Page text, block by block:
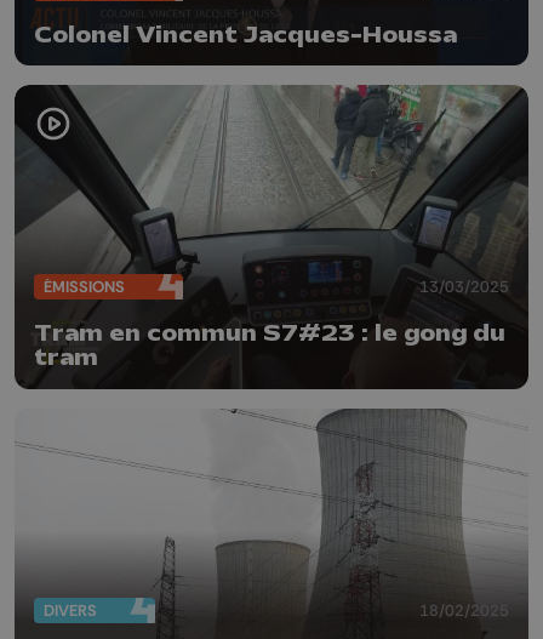
Colonel Vincent Jacques-Houssa
ÉMISSIONS 13/03/2025
Tram en commun S7#23 : le gong du
tram
DIVERS 18/02/2025